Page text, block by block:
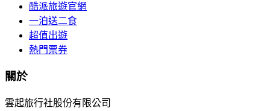
酷派旅遊官網
一泊送二食
超值出遊
熱門票券
關於
雲起旅行社股份有限公司